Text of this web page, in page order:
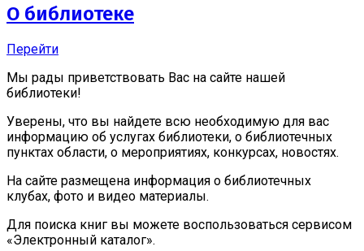
О библиотеке
Перейти
Мы рады приветствовать Вас на сайте нашей
библиотеки!
Уверены, что вы найдете всю необходимую для вас
информацию об услугах библиотеки, о библиотечных
пунктах области, о мероприятиях, конкурсах, новостях.
На сайте размещена информация о библиотечных
клубах, фото и видео материалы.
Для поиска книг вы можете воспользоваться сервисом
«Электронный каталог».